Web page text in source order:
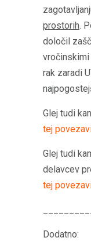
prostorih.
določil
rak zaradi
Glej tudi
tej
Glej tudi
delavcev
tej
Dodatno: